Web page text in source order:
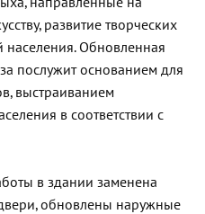
развитие творческих
населения. Обновленная
послужит основанием для
выстраиванием
в соответствии с
в здании заменена
обновлены наружные